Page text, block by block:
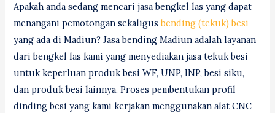
Apakah anda sedang mencari jasa bengkel las yang dapat
menangani pemotongan sekaligusbending (tekuk) besi
yang ada di Madiun? Jasa bending Madiun adalah layanan
dari bengkel las kami yang menyediakan jasa tekuk besi
untuk keperluan produk besi WF, UNP, INP, besi siku,
dan produk besi lainnya. Proses pembentukan profil
dinding besi yang kami kerjakan menggunakan alat CNC